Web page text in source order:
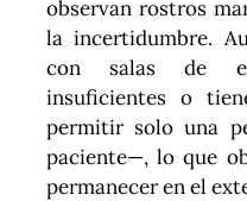
observan rostros
la incertidumbre.
con salas de
insuficientes o
permitir solo una
paciente—, lo que
permanecer en el